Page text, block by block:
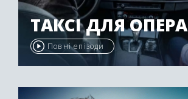
ТАКСІ ДЛЯ ОПЕРА
Повні епізоди